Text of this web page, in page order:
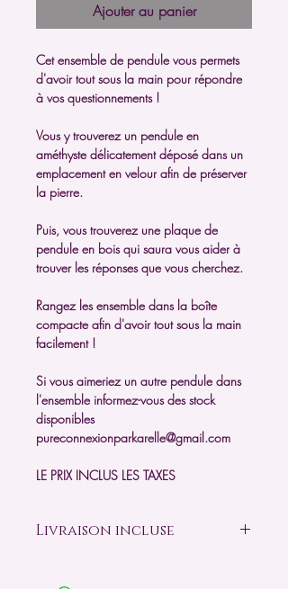
Ajouter au panier
Cet ensemble de pendule vous permets
d'avoir tout sous la main pour répondre
à vos questionnements !
Vous y trouverez un pendule en
améthyste délicatement déposé dans un
emplacement en velour afin de préserver
la pierre.
Puis, vous trouverez une plaque de
pendule en bois qui saura vous aider à
trouver les réponses que vous cherchez.
Rangez les ensemble dans la boîte
compacte afin d'avoir tout sous la main
facilement !
Si vous aimeriez un autre pendule dans
l'ensemble informez-vous des stock
disponibles
pureconnexionparkarelle@gmail.com
LE PRIX INCLUS LES TAXES
Livraison incluse